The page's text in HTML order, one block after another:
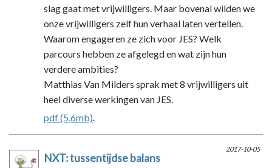
slag gaat met vrijwilligers. Maar bovenal wilden we
onze vrijwilligers zelf hun verhaal laten vertellen.
Waarom engageren ze zich voor JES? Welk
parcours hebben ze afgelegd en wat zijn hun
verdere ambities?
Matthias Van Milders sprak met 8 vrijwilligers uit
heel diverse werkingen van JES.
pdf (5,6mb).
2017-10-05
NXT: tussentijdse balans